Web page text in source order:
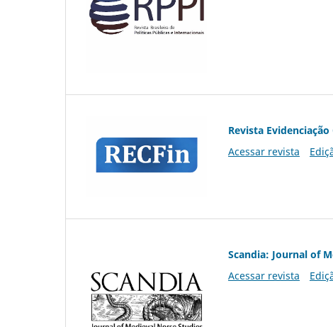
Revista
Acessar revista
Scandia: Journal of
Acessar revista